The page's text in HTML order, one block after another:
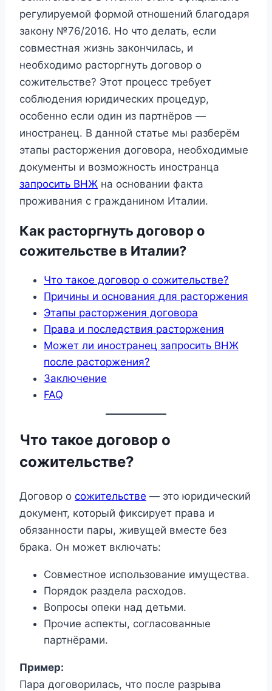
регулируемой формой отношений благодаря
закону №76/2016. Но что делать, если
совместная жизнь закончилась, и
необходимо расторгнуть договор о
сожительстве? Этот процесс требует
соблюдения юридических процедур,
особенно если один из партнёров —
иностранец. В данной статье мы разберём
этапы расторжения договора, необходимые
документы и возможность иностранца
запросить ВНЖ на основании факта
проживания с гражданином Италии.
Как расторгнуть договор о
сожительстве в Италии?
Что такое договор о сожительстве?
Причины и основания для расторжения
Этапы расторжения договора
Права и последствия расторжения
Может ли иностранец запросить ВНЖ
после расторжения?
Заключение
FAQ
Что такое договор о
сожительстве?
Договор о сожительстве — это юридический
документ, который фиксирует права и
обязанности пары, живущей вместе без
брака. Он может включать:
Совместное использование имущества.
Порядок раздела расходов.
Вопросы опеки над детьми.
Прочие аспекты, согласованные
партнёрами.
Пример:
Пара договорилась, что после разрыва